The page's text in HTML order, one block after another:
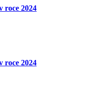
roce 2024
roce 2024